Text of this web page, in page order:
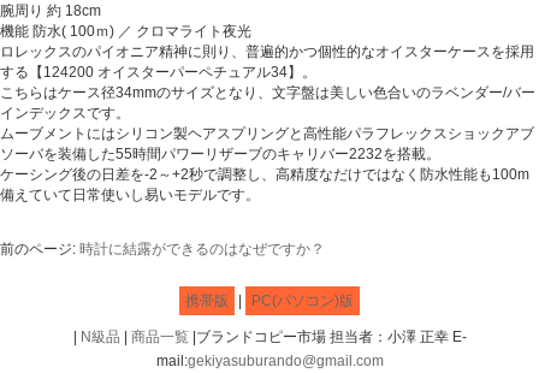
腕周り 約 18cm
機能 防水( 100ｍ) ／ クロマライト夜光
ロレックスのパイオニア精神に則り、普遍的かつ個性的なオイスターケースを採用
する【124200 オイスターパーペチュアル34】。
こちらはケース径34mmのサイズとなり、文字盤は美しい色合いのラベンダー/バー
インデックスです。
ムーブメントにはシリコン製ヘアスプリングと高性能パラフレックスショックアブ
ソーバを装備した55時間パワーリザーブのキャリバー2232を搭載。
ケーシング後の日差を-2～+2秒で調整し、高精度なだけではなく防水性能も100m
備えていて日常使いし易いモデルです。
前のページ: 時計に結露ができるのはなぜですか？
携帯版 PC(パソコン)版
N級品 商品一覧|ブランドコピー市場 担当者：小澤 正幸 E-
mail:gekiyasuburando@gmail.com